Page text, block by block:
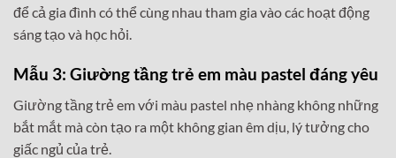
để cả gia đình có thể cùng nhau tham gia vào các hoạt động
sáng tạo và học hỏi.
Mẫu 3: Giường tầng trẻ em màu pastel đáng yêu
Giường tầng trẻ em với màu pastel nhẹ nhàng không những
bắt mắt mà còn tạo ra một không gian êm dịu, lý tưởng cho
giấc ngủ của trẻ.